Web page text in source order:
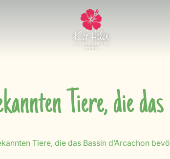
Tiere, die
Tiere, die das Bassin d’Arcachon